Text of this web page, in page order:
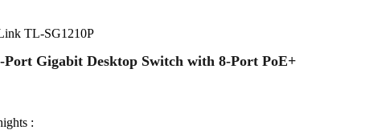
TL-SG1210P
Port Gigabit Desktop Switch with 8-Port PoE+
: